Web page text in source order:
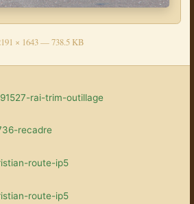
× 1643 — 738.5 KB
rai-trim-outillage
recadre
route-ip5
route-ip5